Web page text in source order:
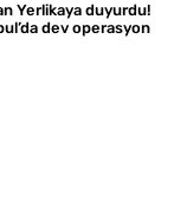
Yerlikaya duyurdu!
dev operasyon